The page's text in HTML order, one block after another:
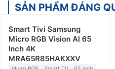
SẢN PHẨM ĐÁNG
Smart Tivi Samsung
Micro RGB Vision AI 65
Inch 4K
MRA65R85HAKXXV